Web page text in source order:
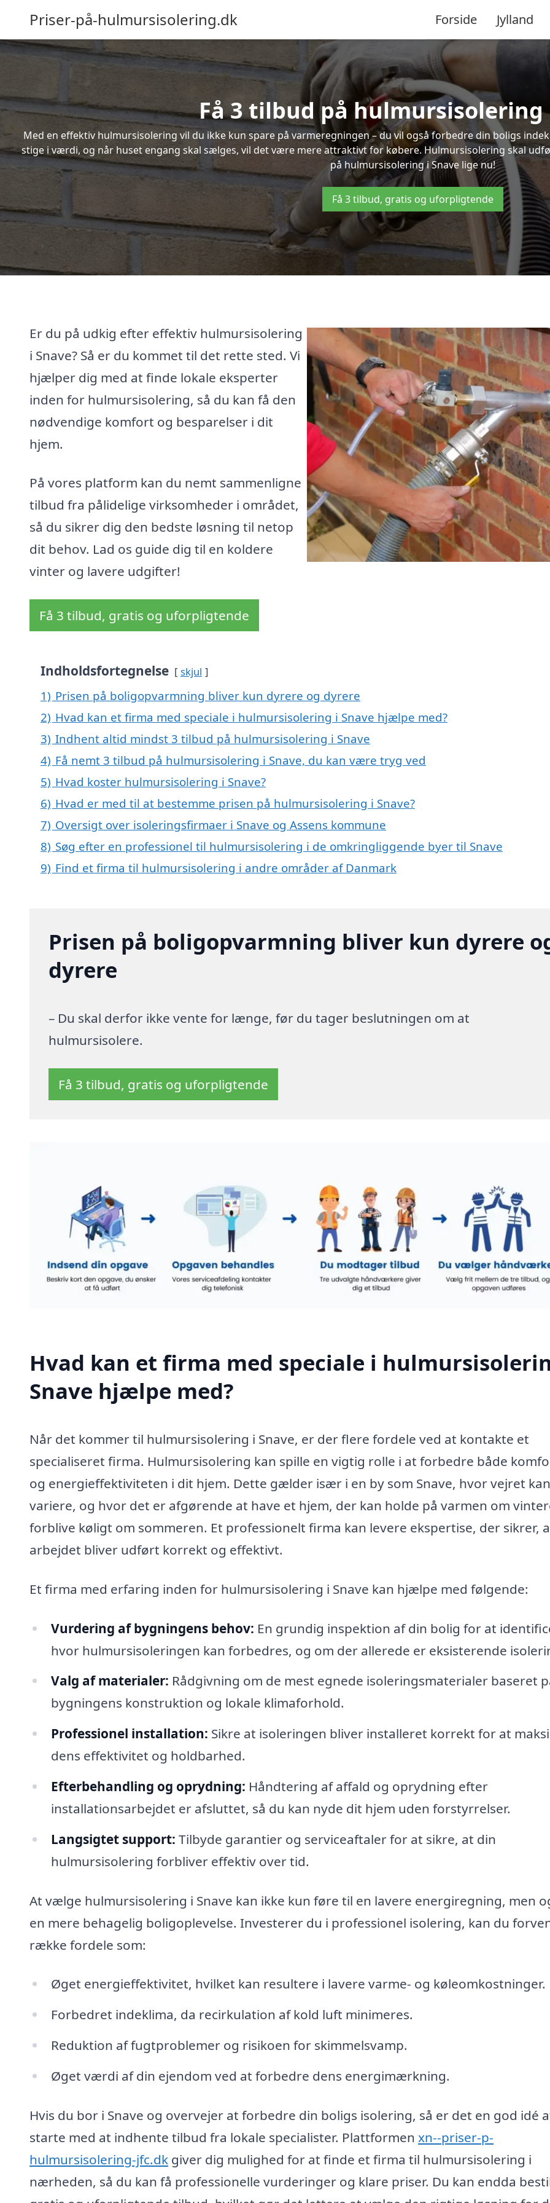
Priser-på-hulmursisolering.dk Forside Jylland
Få 3 tilbud på hulmursisolering
Med en effektiv hulmursisolering vil du ikke kun spare på varmeregningen – du vil også forbedre din boligs
stige i værdi, og når huset engang skal sælges, vil det være mere attraktivt for købere. Hulmursisolering skal
på hulmursisolering i Snave lige nu!
Få 3 tilbud, gratis og uforpligtende
Er du på udkig efter effektiv hulmursisolering
i Snave? Så er du kommet til det rette sted. Vi
hjælper dig med at finde lokale eksperter
inden for hulmursisolering, så du kan få den
nødvendige komfort og besparelser i dit
hjem.
På vores platform kan du nemt sammenligne
tilbud fra pålidelige virksomheder i området,
så du sikrer dig den bedste løsning til netop
dit behov. Lad os guide dig til en koldere
vinter og lavere udgifter!
Få 3 tilbud, gratis og uforpligtende
Indholdsfortegnelse skjul
1) Prisen på boligopvarmning bliver kun dyrere og dyrere
2) Hvad kan et firma med speciale i hulmursisolering i Snave hjælpe med?
3) Indhent altid mindst 3 tilbud på hulmursisolering i Snave
4) Få nemt 3 tilbud på hulmursisolering i Snave, du kan være tryg ved
5) Hvad koster hulmursisolering i Snave?
6) Hvad er med til at bestemme prisen på hulmursisolering i Snave?
7) Oversigt over isoleringsfirmaer i Snave og Assens kommune
8) Søg efter en professionel til hulmursisolering i de omkringliggende byer til Snave
9) Find et firma til hulmursisolering i andre områder af Danmark
Prisen på boligopvarmning bliver kun dyrere
dyrere
– Du skal derfor ikke vente for længe, før du tager beslutningen om at
hulmursisolere.
Få 3 tilbud, gratis og uforpligtende
Hvad kan et firma med speciale i
Snave hjælpe med?
Når det kommer til hulmursisolering i Snave, er der flere fordele ved at kontakte et
specialiseret firma. Hulmursisolering kan spille en vigtig rolle i at forbedre både
og energieffektiviteten i dit hjem. Dette gælder især i en by som Snave, hvor vejret kan
variere, og hvor det er afgørende at have et hjem, der kan holde på varmen om
forblive køligt om sommeren. Et professionelt firma kan levere ekspertise, der sikrer,
arbejdet bliver udført korrekt og effektivt.
Et firma med erfaring inden for hulmursisolering i Snave kan hjælpe med følgende:
Vurdering af bygningens behov: En grundig inspektion af din bolig for at
hvor hulmursisoleringen kan forbedres, og om der allerede er eksisterende
Valg af materialer: Rådgivning om de mest egnede isoleringsmaterialer baseret
bygningens konstruktion og lokale klimaforhold.
Professionel installation: Sikre at isoleringen bliver installeret korrekt for at
dens effektivitet og holdbarhed.
Efterbehandling og oprydning: Håndtering af affald og oprydning efter
installationsarbejdet er afsluttet, så du kan nyde dit hjem uden forstyrrelser.
Langsigtet support: Tilbyde garantier og serviceaftaler for at sikre, at din
hulmursisolering forbliver effektiv over tid.
At vælge hulmursisolering i Snave kan ikke kun føre til en lavere energiregning, men
en mere behagelig boligoplevelse. Investerer du i professionel isolering, kan du
række fordele som:
Øget energieffektivitet, hvilket kan resultere i lavere varme- og køleomkostninger.
Forbedret indeklima, da recirkulation af kold luft minimeres.
Reduktion af fugtproblemer og risikoen for skimmelsvamp.
Øget værdi af din ejendom ved at forbedre dens energimærkning.
Hvis du bor i Snave og overvejer at forbedre din boligs isolering, så er det en god idé
starte med at indhente tilbud fra lokale specialister. Plattformen xn--priser-p-
hulmursisolering-jfc.dk giver dig mulighed for at finde et firma til hulmursisolering i
nærheden, så du kan få professionelle vurderinger og klare priser. Du kan endda